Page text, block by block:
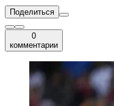
Поделиться
0
комментарии